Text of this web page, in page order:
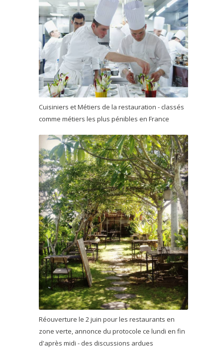
Cuisiniers et Métiers de la restauration - classés
comme métiers les plus pénibles en France
Réouverture le 2 juin pour les restaurants en
zone verte, annonce du protocole ce lundi en fin
d'après midi - des discussions ardues